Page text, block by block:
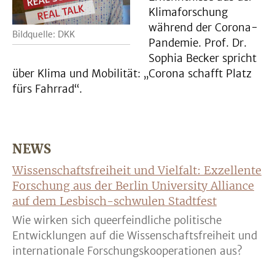
Bildquelle: DKK
Klimaforschung
während der Corona-
Pandemie. Prof. Dr.
Sophia Becker spricht
über Klima und Mobilität: „Corona schafft Platz
fürs Fahrrad“.
NEWS
Wissenschaftsfreiheit und Vielfalt: Exzellente
Forschung aus der Berlin University Alliance
auf dem Lesbisch-schwulen Stadtfest
Wie wirken sich queerfeindliche politische
Entwicklungen auf die Wissenschaftsfreiheit und
internationale Forschungskooperationen aus?